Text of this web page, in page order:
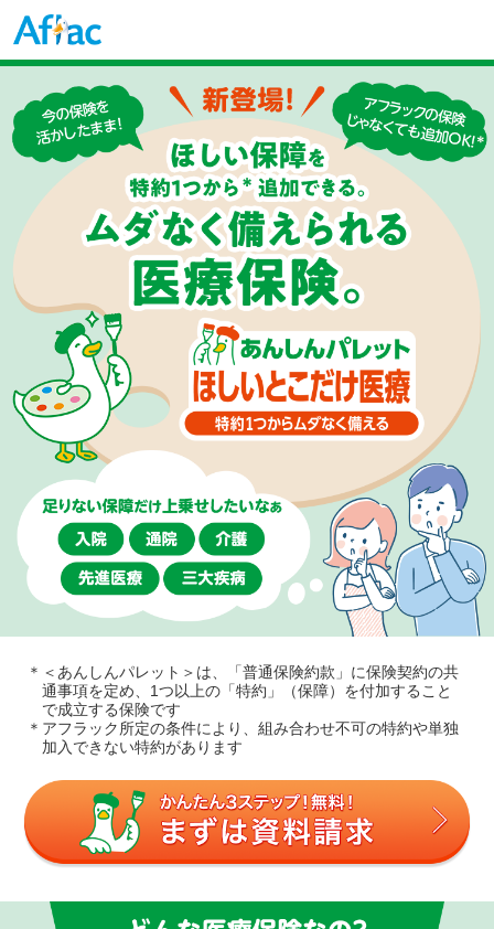
＊ ＜あんしんパレット＞は、「普通保険約款」に保険契約の共
通事項を定め、1つ以上の「特約」（保障）を付加すること
で成立する保険です
＊ アフラック所定の条件により、組み合わせ不可の特約や単独
加入できない特約があります